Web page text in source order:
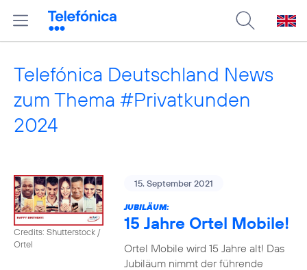
Telefónica Deutschland News
zum Thema #Privatkunden
2024
Credits: Shutterstock /
Ortel
15. September 2021
JUBILÄUM:
15 Jahre Ortel Mobile!
Ortel Mobile wird 15 Jahre alt! Das
Jubiläum nimmt der führende